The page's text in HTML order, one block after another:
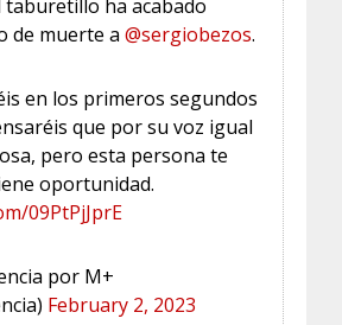
taburetillo ha acabado
de muerte a@sergiobezos.
en los primeros segundos
que por su voz igual
pero esta persona te
oportunidad.
09PtPjJprE
por M+
February 2, 2023